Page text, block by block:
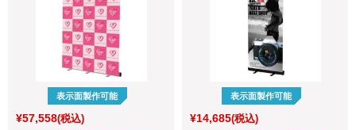
表示面製作可能
¥57,558(税込)
表示面製作可能
¥14,685(税込)